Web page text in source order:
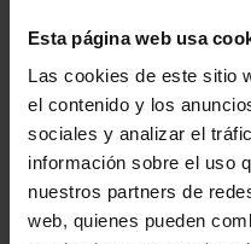
Esta página web usa
Las cookies de este sitio
el contenido y los
sociales y analizar el
información sobre el uso
nuestros partners de
web, quienes pueden
Excelencia y calidad​
Trabaja con nosotros​
Rincón del accionista​
Más HM Hospitales
Fundación HM​